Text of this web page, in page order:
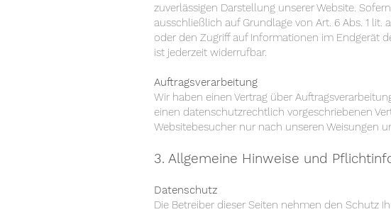
zuverlässigen Darstellung unserer Website.
ausschließlich auf Grundlage von Art. 6 Abs. 1 lit.
oder den Zugriff auf Informationen im Endgerät
ist jederzeit widerrufbar.
Auftragsverarbeitung
Wir haben einen Vertrag über
einen datenschutzrechtlich vorgeschriebenen
Websitebesucher nur nach unseren Weisungen
3. Allgemeine Hinweise und
Datenschutz
Die Betreiber dieser Seiten nehmen den Schutz